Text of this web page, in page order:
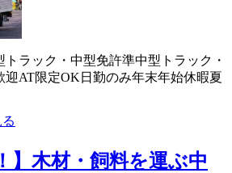
トラック・中型免許準中型トラック・
迎AT限定OK 日勤のみ年末年始休暇夏
】木材・飼料を運ぶ中